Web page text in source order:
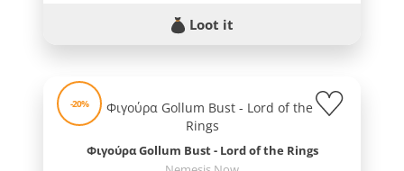
Loot it
-20%
Φιγούρα Gollum Bust - Lord of the Rings